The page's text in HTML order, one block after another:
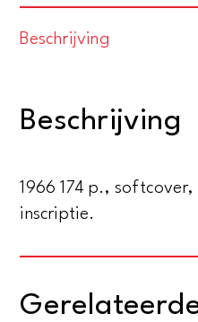
Beschrijving
Beschrijving
1966 174 p.,
inscriptie.